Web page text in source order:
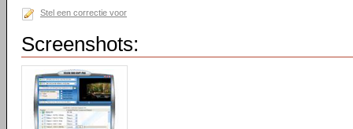
Stel een correctie voor
Screenshots: